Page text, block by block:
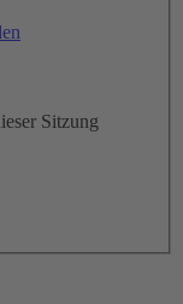
Sitzung